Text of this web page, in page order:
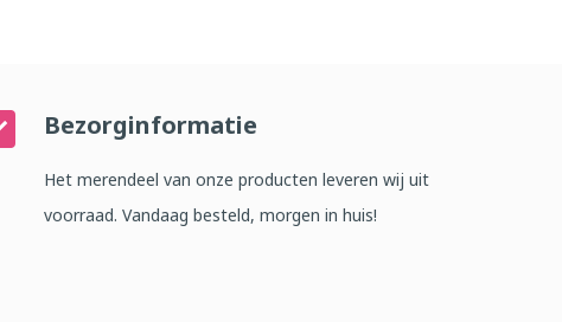
Bezorginformatie
Het merendeel van onze producten leveren wij uit
voorraad. Vandaag besteld, morgen in huis!